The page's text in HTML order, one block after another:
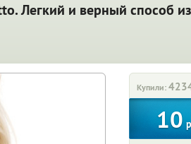
Легкий и верный способ
Купили:
10